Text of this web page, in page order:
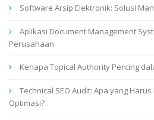
Software Arsip Elektronik: Solusi
Aplikasi Document Management
Perusahaan
Kenapa Topical Authority Penting
Technical SEO Audit: Apa yang
Optimasi?